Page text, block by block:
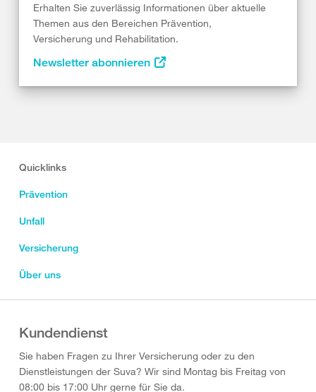
Erhalten Sie zuverlässig Informationen über aktuelle
Themen aus den Bereichen Prävention,
Versicherung und Rehabilitation.
Newsletter abonnieren
Quicklinks
Prävention
Unfall
Versicherung
Über uns
Kundendienst
Sie haben Fragen zu Ihrer Versicherung oder zu den
Dienstleistungen der Suva? Wir sind Montag bis Freitag von
08:00 bis 17:00 Uhr gerne für Sie da.